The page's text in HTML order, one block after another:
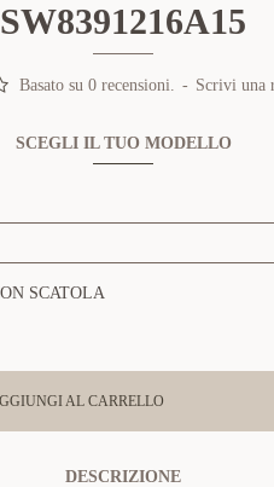
SW8391216A15
Basato su 0 recensioni. - Scrivi una
SCEGLI IL TUO MODELLO
SCATOLA
AL CARRELLO
DESCRIZIONE